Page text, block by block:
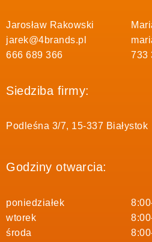
Jarosław Rakowski
jarek@4brands.pl
666 689 366
733
Siedziba firmy:
Podleśna 3/7, 15-337 Białystok
Godziny otwarcia:
poniedziałek
wtorek
środa